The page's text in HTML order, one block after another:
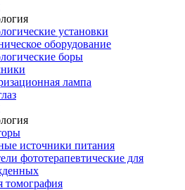
установки
оборудование
боры
лампа
источники питания
фототерапевтические для
томография